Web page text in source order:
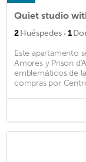
2Huéspedes · 1
Este apartamento
Amores y Prison
emblemáticos de
compras por